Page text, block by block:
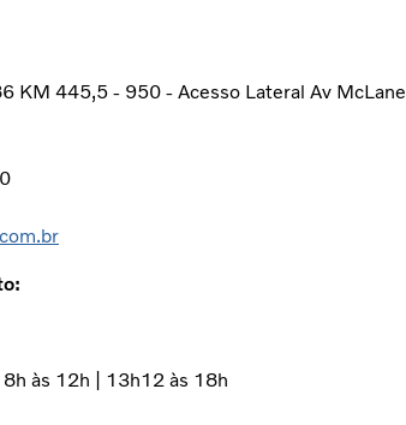
KM 445,5 - 950 - Acesso Lateral Av McLane
8h às 12h | 13h12 às 18h